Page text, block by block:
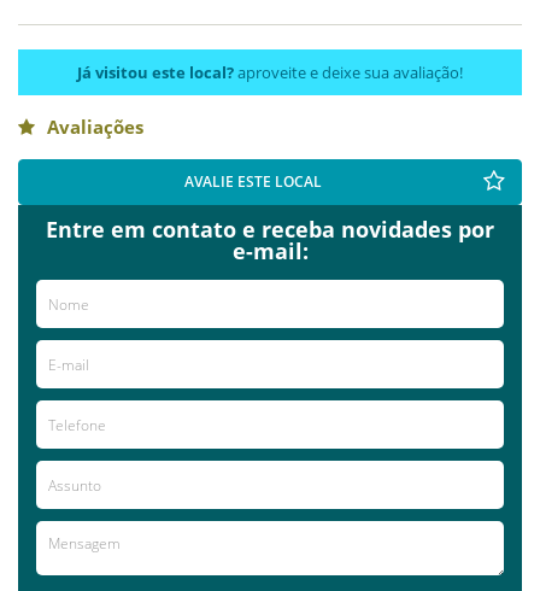
Já visitou este local?aproveite e deixe sua avaliação!
Avaliações
AVALIE ESTE LOCAL
Entre em contato e receba novidades por
e-mail: